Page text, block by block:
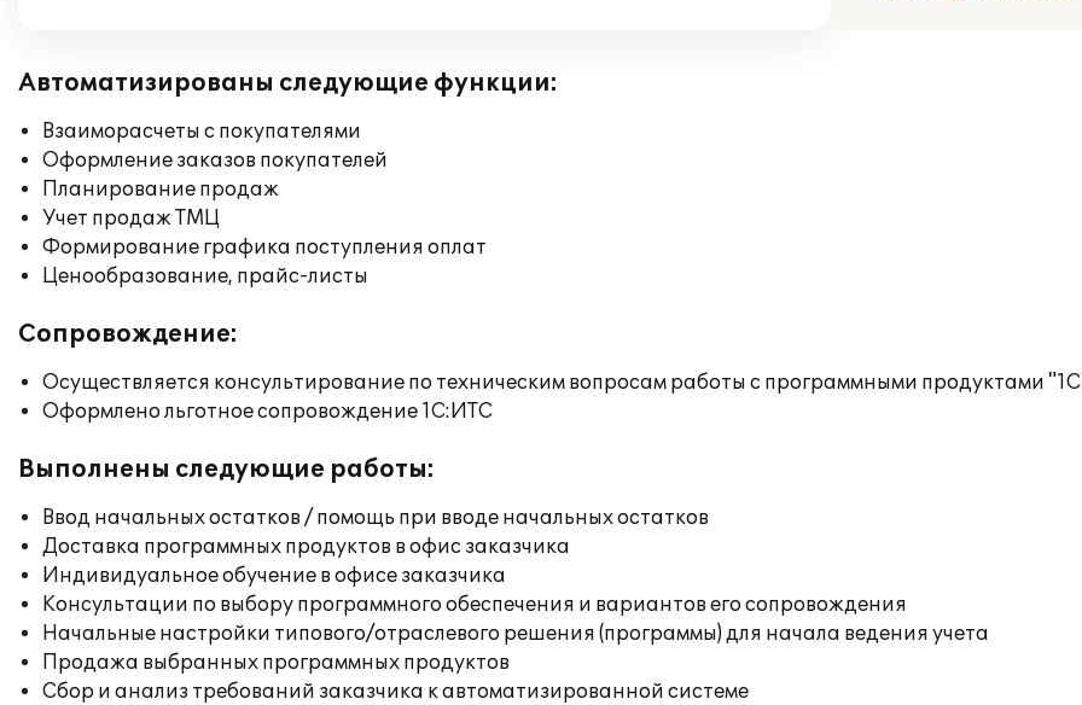
Автоматизированы следующие функции:
Взаиморасчеты с покупателями
Оформление заказов покупателей
Планирование продаж
Учет продаж ТМЦ
Формирование графика поступления оплат
Ценообразование, прайс-листы
Сопровождение:
Осуществляется консультирование по техническим вопросам работы с программными продуктами
Оформлено льготное сопровождение 1С:ИТС
Выполнены следующие работы:
Ввод начальных остатков / помощь при вводе начальных остатков
Доставка программных продуктов в офис заказчика
Индивидуальное обучение в офисе заказчика
Консультации по выбору программного обеспечения и вариантов его сопровождения
Начальные настройки типового/отраслевого решения (программы) для начала ведения учета
Продажа выбранных программных продуктов
Сбор и анализ требований заказчика к автоматизированной системе